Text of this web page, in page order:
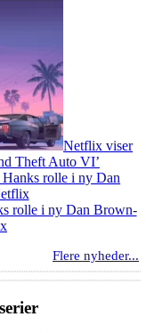
Netflix viser
Theft Auto VI’
rolle i ny Dan Brown-
Flere nyheder...